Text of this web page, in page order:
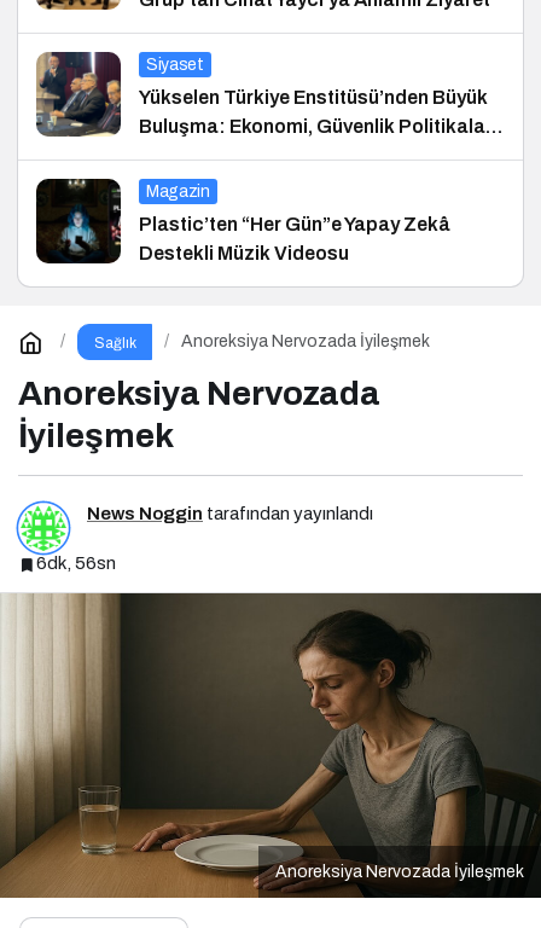
Siyaset
Yükselen Türkiye Enstitüsü’nden Büyük
Buluşma: Ekonomi, Güvenlik Politikaları
ve Hukuk Konferansı
Magazin
Plastic’ten “Her Gün”e Yapay Zekâ
Destekli Müzik Videosu
Sağlık Anoreksiya Nervozada İyileşmek
Anoreksiya Nervozada
İyileşmek
News Noggin tarafından yayınlandı
6dk, 56sn
Anoreksiya Nervozada İyileşmek